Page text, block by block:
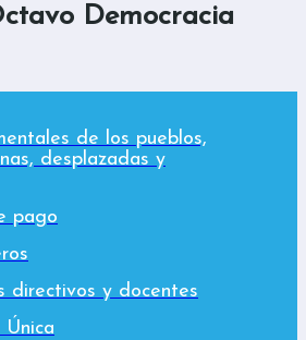
Democracia
de los pueblos,
desplazadas y
pago
directivos y docentes